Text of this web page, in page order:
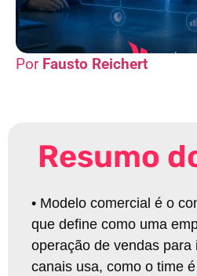
Fausto Reichert
Resumo
• Modelo comercial é o
que define como uma
operação de vendas para
canais usa, como o time